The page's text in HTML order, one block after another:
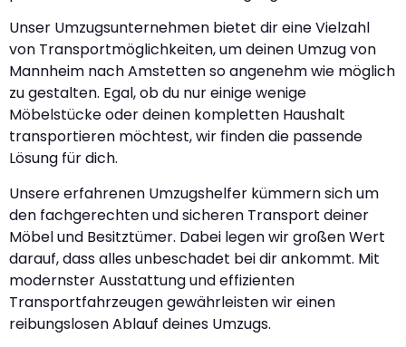
Unser Umzugsunternehmen bietet dir eine Vielzahl
von Transportmöglichkeiten, um deinen Umzug von
Mannheim nach Amstetten so angenehm wie möglich
zu gestalten. Egal, ob du nur einige wenige
Möbelstücke oder deinen kompletten Haushalt
transportieren möchtest, wir finden die passende
Lösung für dich.
Unsere erfahrenen Umzugshelfer kümmern sich um
den fachgerechten und sicheren Transport deiner
Möbel und Besitztümer. Dabei legen wir großen Wert
darauf, dass alles unbeschadet bei dir ankommt. Mit
modernster Ausstattung und effizienten
Transportfahrzeugen gewährleisten wir einen
reibungslosen Ablauf deines Umzugs.